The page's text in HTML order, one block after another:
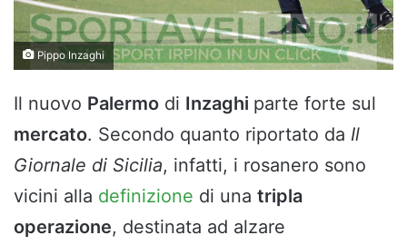
Pippo Inzaghi
Il nuovo Palermo di Inzaghi parte forte sul
mercato. Secondo quanto riportato da Il
Giornale di Sicilia, infatti, i rosanero sono
vicini alla definizione di una tripla
operazione, destinata ad alzare